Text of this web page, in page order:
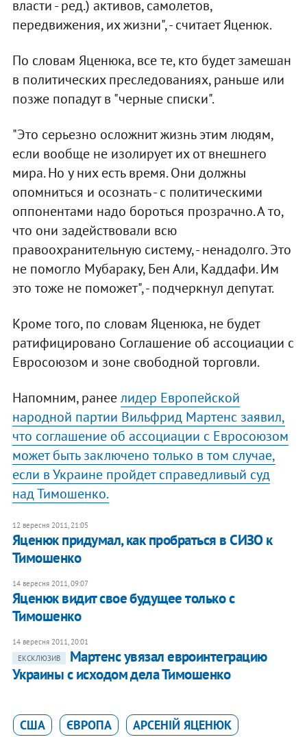
власти - ред.) активов, самолетов,
передвижения, их жизни", - считает Яценюк.
По словам Яценюка, все те, кто будет замешан
в политических преследованиях, раньше или
позже попадут в "черные списки".
"Это серьезно осложнит жизнь этим людям,
если вообще не изолирует их от внешнего
мира. Но у них есть время. Они должны
опомниться и осознать - с политическими
оппонентами надо бороться прозрачно. А то,
что они задействовали всю
правоохранительную систему, - ненадолго. Это
не помогло Мубараку, Бен Али, Каддафи. Им
это тоже не поможет", - подчеркнул депутат.
Кроме того, по словам Яценюка, не будет
ратифицировано Соглашение об ассоциации с
Евросоюзом и зоне свободной торговли.
Напомним, ранеелидер Европейской
народной партии Вильфрид Мартенс заявил,
что соглашение об ассоциации с Евросоюзом
может быть заключено только в том случае,
если в Украине пройдет справедливый суд
над Тимошенко.
12 вересня 2011, 21:05
Яценюк придумал, как пробраться в СИЗО к
Тимошенко
14 вересня 2011, 09:07
​Яценюк видит свое будущее только с
Тимошенко
14 вересня 2011, 20:01
ЕКСКЛЮЗИВ
Мартенс увязал евроинтеграцию
Украины с исходом дела Тимошенко
США ЄВРОПА АРСЕНІЙ ЯЦЕНЮК